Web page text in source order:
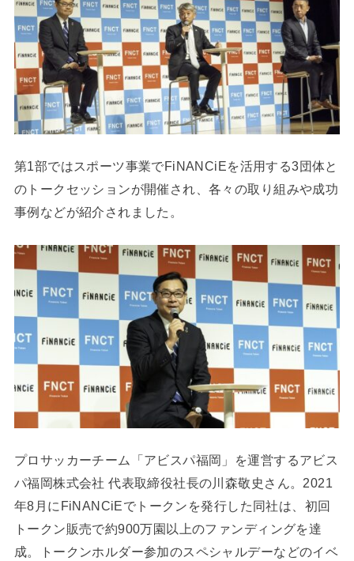
第1部ではスポーツ事業でFiNANCiEを活用する3団体と
のトークセッションが開催され、各々の取り組みや成功
事例などが紹介されました。
プロサッカーチーム「アビスパ福岡」を運営するアビス
パ福岡株式会社 代表取締役社⻑の川森敬史さん。2021
年8月にFiNANCiEでトークンを発行した同社は、初回
トークン販売で約900万園以上のファンディングを達
成。トークンホルダー参加のスペシャルデーなどのイベ